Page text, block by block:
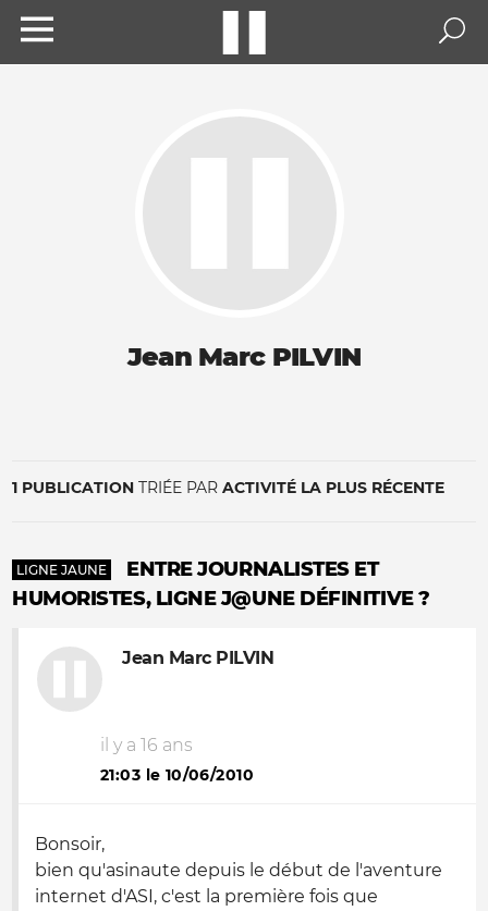
Jean Marc PILVIN
1 PUBLICATION TRIÉE PAR ACTIVITÉ LA PLUS RÉCENTE
LIGNE JAUNE
ENTRE JOURNALISTES ET
HUMORISTES, LIGNE J@UNE DÉFINITIVE ?
Jean Marc PILVIN
il y a 16 ans
21:03 le 10/06/2010
Bonsoir,
bien qu'asinaute depuis le début de l'aventure
internet d'ASI, c'est la première fois que